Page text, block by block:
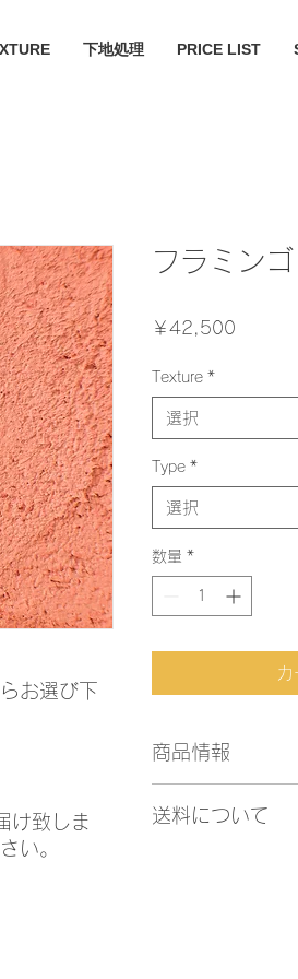
下地処理 PRICE LIST
お選び下
け致しま
い。
フラミンゴ
￥42,500
Texture *
選択
Type *
選択
数量 *
商品情報
・『スムース』
送料について